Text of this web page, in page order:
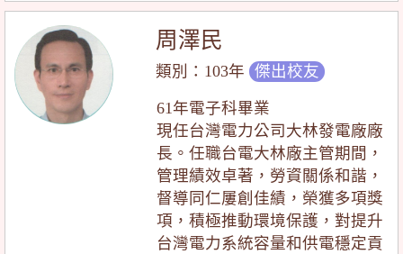
周澤民
類別：103年 傑出校友
61年電子科畢業
現任台灣電力公司大林發電廠廠
長。任職台電大林廠主管期間，
管理績效卓著，勞資關係和諧，
督導同仁屢創佳績，榮獲多項獎
項，積極推動環境保護，對提升
台灣電力系統容量和供電穩定貢